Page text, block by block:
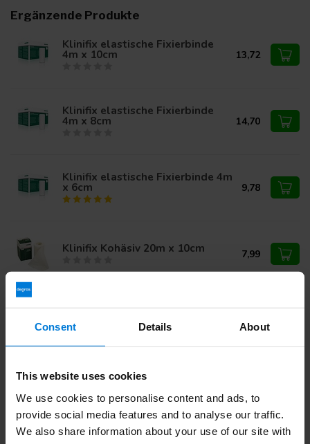
Consent Details About
This website uses cookies
We use cookies to personalise content and ads, to
provide social media features and to analyse our traffic.
We also share information about your use of our site with
Ergänzende Produkte
Klinifix elastische Fixierbinde
4m x 10cm 13,72
Klinifix elastische Fixierbinde
4m x 8cm 14,70
Klinifix elastische Fixierbinde 4m
x 6cm 9,78
Klinifix Kohäsiv 20m x 10cm 7,99
Klinifix elastische Fixierbinde 4m
9,19
Oder benötigen Sie Hilfe bei Ihrer Bestellung? Kontaktieren
Sie unserenKundendienstoder rufen Sie+ an 31 (0)30
203 59 02